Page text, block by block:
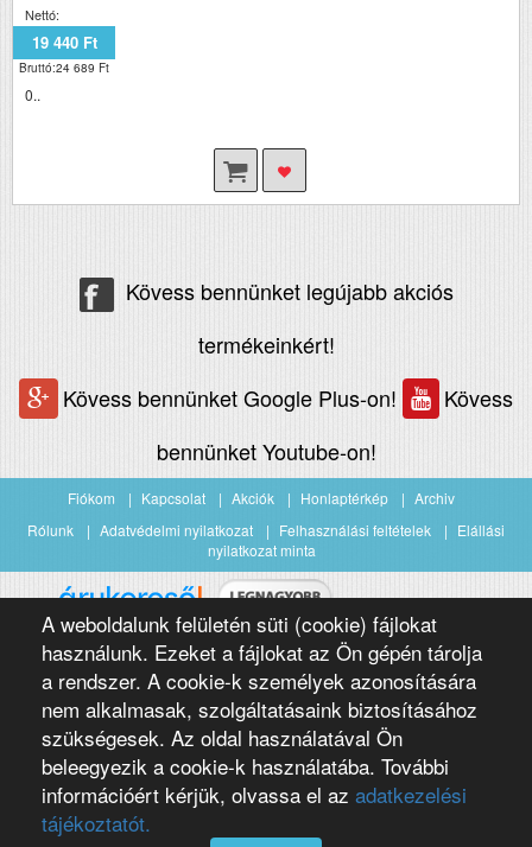
Nettó:
19 440 Ft
Bruttó:24 689 Ft
0..
A weboldalunk felületén süti (cookie) fájlokat
használunk. Ezeket a fájlokat az Ön gépén tárolja
a rendszer. A cookie-k személyek azonosítására
nem alkalmasak, szolgáltatásaink biztosításához
szükségesek. Az oldal használatával Ön
beleegyezik a cookie-k használatába. További
információért kérjük, olvassa el az adatkezelési
tájékoztatót.
Kövess bennünket legújabb akciós
termékeinkért!
Kövess bennünket Google Plus-on!
Kövess
bennünket Youtube-on!
Fiókom Kapcsolat Akciók Honlaptérkép
Archiv
Rólunk
Adatvédelmi nyilatkozat Felhasználási feltételek
Elállási
nyilatkozat minta
Copyright 2016 Négypólus Kft